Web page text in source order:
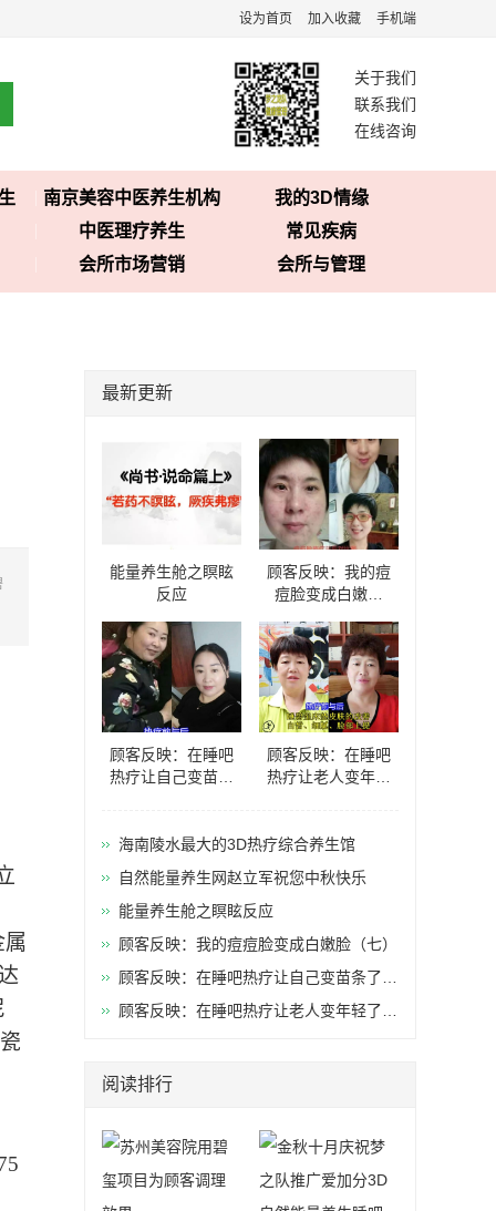
设为首页 加入收藏 手机端
关于我们
联系我们
在线咨询
南京美容中医养生机构
我的3D情缘
中医理疗养生
常见疾病
会所市场营销 会所与管理
属
最新更新
能量养生舱之瞑眩
反应
顾客反映：我的痘
痘脸变成白嫩脸
顾客反映：在睡吧
热疗让自己变苗条
顾客反映：在睡吧
热疗让老人变年轻
海南陵水最大的3D热疗综合养生馆
自然能量养生网赵立军祝您中秋快乐
能量养生舱之瞑眩反应
顾客反映：我的痘痘脸变成白嫩脸（七）
顾客反映：在睡吧热疗让自己变苗条了
（六）
顾客反映：在睡吧热疗让老人变年轻了
阅读排行